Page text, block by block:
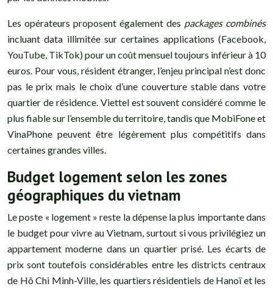
Les opérateurs proposent également des packages combinés
incluant data illimitée sur certaines applications (Facebook,
YouTube, TikTok) pour un coût mensuel toujours inférieur à 10
euros. Pour vous, résident étranger, l’enjeu principal n’est donc
pas le prix mais le choix d’une couverture stable dans votre
quartier de résidence. Viettel est souvent considéré comme le
plus fiable sur l’ensemble du territoire, tandis que MobiFone et
VinaPhone peuvent être légèrement plus compétitifs dans
certaines grandes villes.
Budget logement selon les zones
géographiques du vietnam
Le poste « logement » reste la dépense la plus importante dans
le budget pour vivre au Vietnam, surtout si vous privilégiez un
appartement moderne dans un quartier prisé. Les écarts de
prix sont toutefois considérables entre les districts centraux
de Hô Chi Minh-Ville, les quartiers résidentiels de Hanoï et les